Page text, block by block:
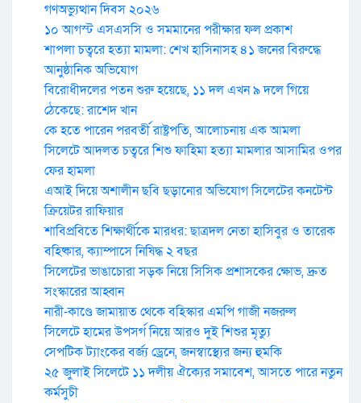
গণঅভ্যুত্থান দিবস ২০২৬
১০ আগস্ট এসএসসি ও সমমানের পরীক্ষার ফল প্রকাশ
শাপলা চত্বরে হত্যা মামলা: শেখ হাসিনাসহ ৪১ জনের বিরুদ্ধে
আনুষ্ঠানিক অভিযোগ
বিরোধীদলের পতন শুরু হয়েছে, ১১ দল এখন ৯ দলে গিয়ে
ঠেকেছে: রাশেদ খান
কে হতে পারেন পরবর্তী রাষ্ট্রপতি, আলোচনায় এক আমলা
সিলেটে আদলত চত্বরে শিশু ফাহিমা হত্যা মামলার আসামির ওপর
ফের হামলা
এআই দিয়ে অশালীন ছবি ছড়ানোর অভিযোগ সিলেটের কনটেন্ট
ক্রিয়েটর রাফিয়ার
শাবিপ্রবিতে শিক্ষার্থীকে মারধর: ছাত্রদল নেতা হাসিবুর ও তারেক
বহিষ্কার, ক্যাম্পাসে নিষিদ্ধ ২ বছর
সিলেটের ভাঙাচোরা সড়ক নিয়ে সিসিক প্রশাসকের ক্ষোভ, দ্রুত
সংস্কারের আহ্বান
নারী-কাণ্ডে জামায়াত থেকে বহিস্কার এমপি গাজী নজরুল
সিলেটে হামের উপসর্গ নিয়ে আরও দুই শিশুর মৃত্যু
সেপটিক ট্যাংকের বর্জ্য ড্রেনে, জনস্বাস্থ্যের জন্য হুমকি
২৫ জুলাই সিলেটে ১১ দলীয় ঐক্যের সমাবেশ, আসতে পারে নতুন
কর্মসুচী